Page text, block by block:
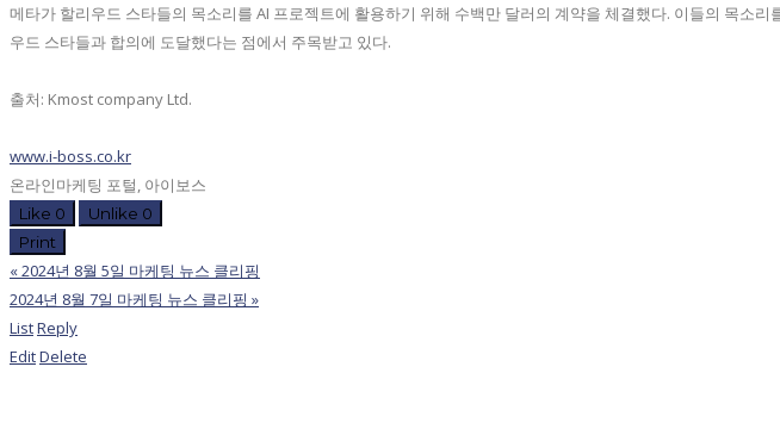
메타가 할리우드 스타들의 목소리를 AI 프로젝트에 활용하기 위해 수백만 달러의 계약을 체결했다. 이들의 목소
우드 스타들과 합의에 도달했다는 점에서 주목받고 있다.
출처: Kmost company Ltd.
www.i-boss.co.kr
온라인마케팅 포털, 아이보스
Like 0 Unlike 0
Print
«2024년 8월 5일 마케팅 뉴스 클리핑
2024년 8월 7일 마케팅 뉴스 클리핑 »
ListReply
EditDelete